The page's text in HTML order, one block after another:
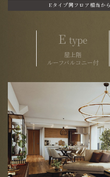
Eタイプ同フロア相当か
E type
屋上階
ルーフバルコニー付